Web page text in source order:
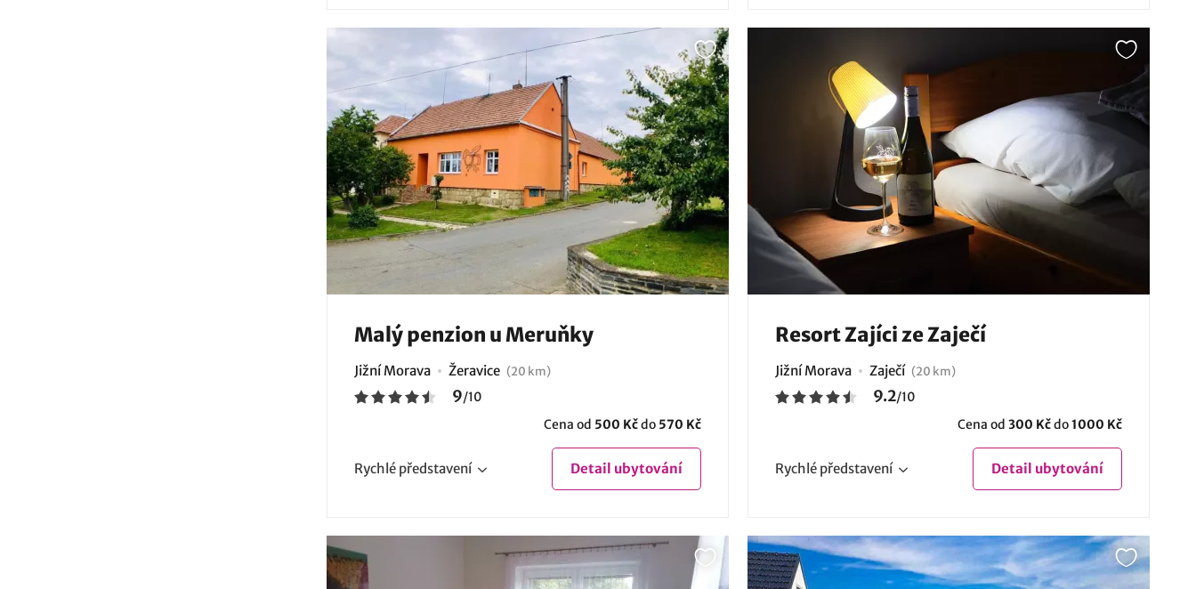
Malý penzion u Meruňky
Jižní Morava Žeravice (20 km)
9/10
Cena od 500 Kčdo 570 Kč
Rychlé představení Detail ubytování
Resort Zajíci ze Zaječí
Jižní Morava Zaječí (20 km)
9.2/10
Cena od 300 Kčdo1000 Kč
Rychlé představení Detail ubytování